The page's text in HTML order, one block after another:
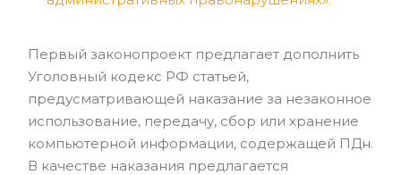
Первый законопроект предлагает дополнить
Уголовный кодекс РФ статьей,
предусматривающей наказание за незаконное
использование, передачу, сбор или хранение
компьютерной информации, содержащей ПДн.
В качестве наказания предлагается